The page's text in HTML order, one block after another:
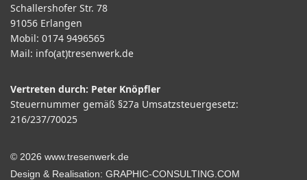
Schallershofer Str. 78
91056 Erlangen
Mobil: 0174 9496565
Mail: info(at)tresenwerk.de
Vertreten durch: Peter Knöpfler
Steuernummer gemäß §27a Umsatzsteuergesetz:
216/237/70025
© 2026 www.tresenwerk.de
Design & Realisation: GRAPHIC-CONSULTING.COM